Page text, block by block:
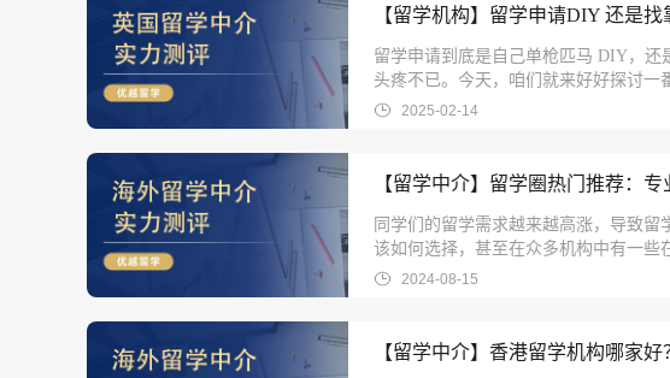
【留学机构】留学申请DIY 还是
留学申请到底是自己单枪匹马 DIY，
头疼不已。今天，咱们就来好好探讨一
2025-02-14
【留学中介】留学圈热门推荐：
同学们的留学需求越来越高涨，导致
该如何选择，甚至在众多机构中有一些
机构不同，优越留学是一家正规专业
2024-08-15
【留学中介】香港留学机构哪家